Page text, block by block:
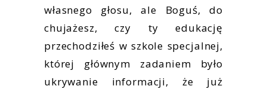
własnego głosu, ale Boguś, do
chujażesz, czy ty edukację
przechodziłeś w szkole specjalnej,
której głównym zadaniem było
ukrywanie informacji, że już